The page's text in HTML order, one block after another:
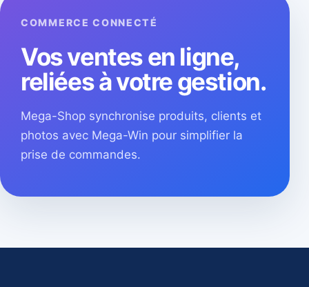
COMMERCE CONNECTÉ
Vos ventes en ligne,
reliées à votre gestion.
Mega-Shop synchronise produits, clients et
photos avec Mega-Win pour simplifier la
prise de commandes.